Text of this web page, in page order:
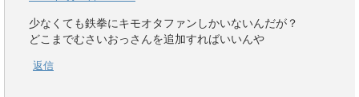
少なくても鉄拳にキモオタファンしかいないんだが？
どこまでむさいおっさんを追加すればいいんや
返信